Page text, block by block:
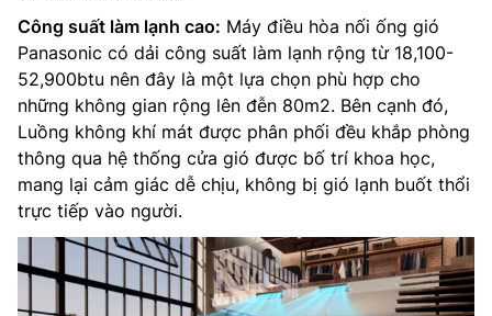
Công suất làm lạnh cao: Máy điều hòa nối ống gió
Panasonic có dải công suất làm lạnh rộng từ 18,100-
52,900btu nên đây là một lựa chọn phù hợp cho
những không gian rộng lên đễn 80m2. Bên cạnh đó,
Luồng không khí mát được phân phối đều khắp phòng
thông qua hệ thống cửa gió được bố trí khoa học,
mang lại cảm giác dễ chịu, không bị gió lạnh buốt thổi
trực tiếp vào người.